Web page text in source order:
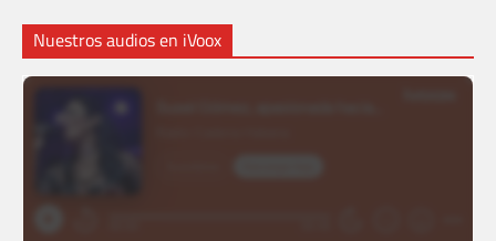
Nuestros audios en iVoox